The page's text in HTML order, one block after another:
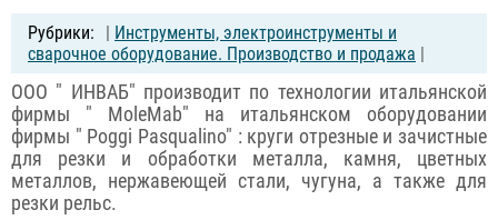
| Инструменты, электроинструменты и
сварочное оборудование. Производство и продажа |
ООО " ИНВАБ" производит по технологии итальянской
фирмы " MoleMab" на итальянском оборудовании
фирмы " Poggi Pasqualino" : круги отрезные и зачистные
для резки и обработки металла, камня, цветных
металлов, нержавеющей стали, чугуна, а также для
резки рельс.